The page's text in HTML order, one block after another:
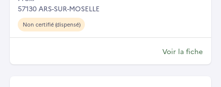
57130 ARS-SUR-MOSELLE
Non certifié (dispensé)
Voir la fiche